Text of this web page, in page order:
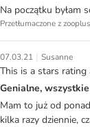
Na początku byłam
Przetłumaczone z
07.03.21 | Susanne
This is a stars
Genialne,
Mam to już od
kilka razy dziennie,